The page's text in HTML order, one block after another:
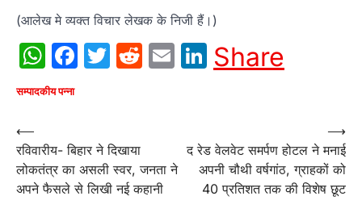
(आलेख मे व्यक्त विचार लेखक के निजी हैं।)
WhatsApp
Facebook
Twitter
Reddit
EmailLinkedIn
Share
सम्पादकीय पन्ना
Post
navigation
⟵
रविवारीय- बिहार ने दिखाया
लोकतंत्र का असली स्वर, जनता ने
अपने फैसले से लिखी नई कहानी
द रेड वेलवेट समर्पण होटल ने मनाई
अपनी चौथी वर्षगांठ, ग्राहकों को
40 प्रतिशत तक की विशेष छूट
⟶